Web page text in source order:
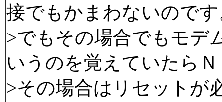
接でもかまわないので
>でもその場合でもモデ
いうのを覚えていたら
>その場合はリセットが